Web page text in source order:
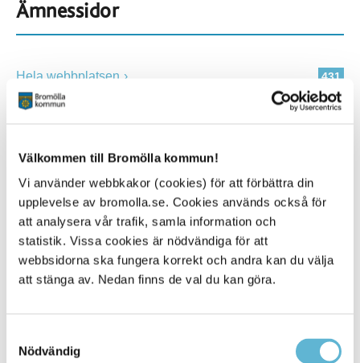
Välkommen till Bromölla kommun!
Vi använder webbkakor (cookies) för att förbättra din
upplevelse av bromolla.se. Cookies används också för
att analysera vår trafik, samla information och
statistik. Vissa cookies är nödvändiga för att
webbsidorna ska fungera korrekt och andra kan du välja
att stänga av. Nedan finns de val du kan göra.
Nödvändig
Ämnessidor
431
Hela webbplatsen
Alla platser